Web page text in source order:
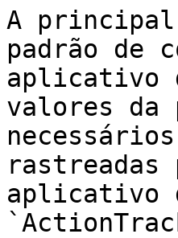
A
padrão de
aplicativo
valores da
rastreadas
aplicativo